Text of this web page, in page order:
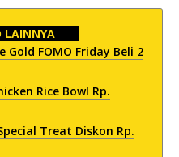
LAINNYA
FOMO Friday Beli 2
Rice Bowl Rp.
Treat Diskon Rp.